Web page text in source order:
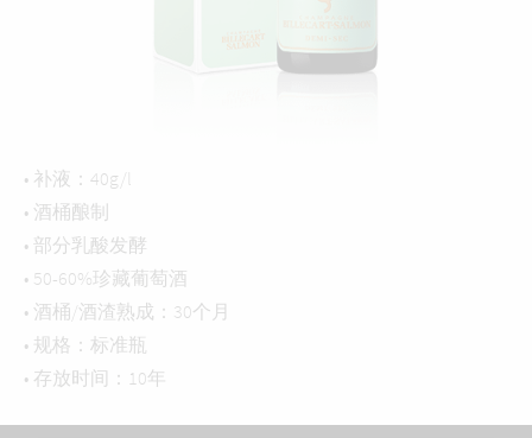
• 补液：40g/l
• 酒桶酿制
• 部分乳酸发酵
• 50-60%珍藏葡萄酒
• 酒桶/酒渣熟成：30个月
• 规格：标准瓶
• 存放时间：10年